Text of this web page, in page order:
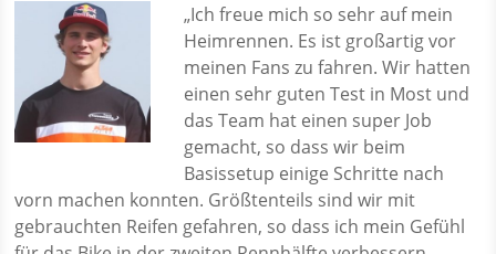
„Ich freue mich so sehr auf mein
Heimrennen. Es ist großartig vor
meinen Fans zu fahren. Wir hatten
einen sehr guten Test in Most und
das Team hat einen super Job
gemacht, so dass wir beim
Basissetup einige Schritte nach
vorn machen konnten. Größtenteils sind wir mit
gebrauchten Reifen gefahren, so dass ich mein Gefühl